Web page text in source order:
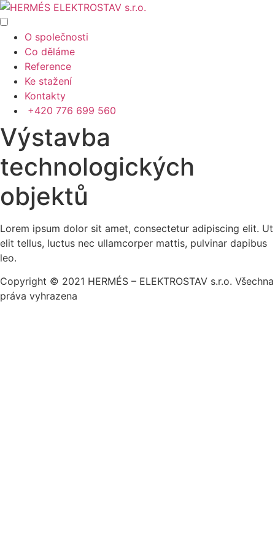
O společnosti
Co děláme
Reference
Ke stažení
Kontakty
+420 776 699 560
Výstavba
technologických
objektů
Lorem ipsum dolor sit amet, consectetur adipiscing elit. Ut
elit tellus, luctus nec ullamcorper mattis, pulvinar dapibus
leo.
Copyright © 2021 HERMÉS – ELEKTROSTAV s.r.o. Všechna
práva vyhrazena